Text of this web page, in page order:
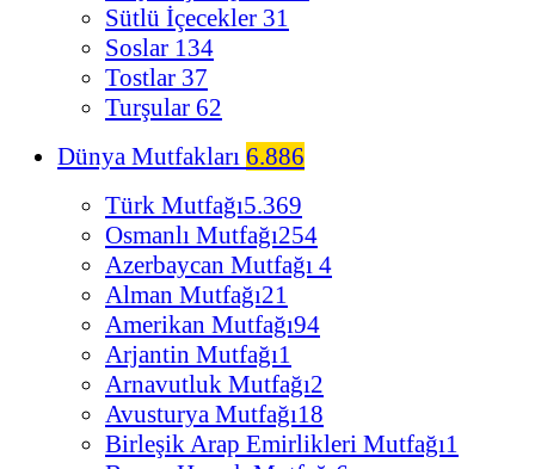
Sütlü İçecekler 31
Soslar 134
Tostlar 37
Turşular 62
Dünya Mutfakları 6.886
Türk Mutfağı5.369
Osmanlı Mutfağı254
Azerbaycan Mutfağı 4
Alman Mutfağı21
Amerikan Mutfağı94
Arjantin Mutfağı1
Arnavutluk Mutfağı2
Avusturya Mutfağı18
Birleşik Arap Emirlikleri Mutfağı1